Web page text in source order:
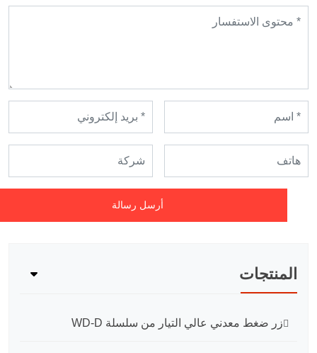
أرسل رسالة
المنتجات
زر ضغط معدني عالي التيار من سلسلة WD-D